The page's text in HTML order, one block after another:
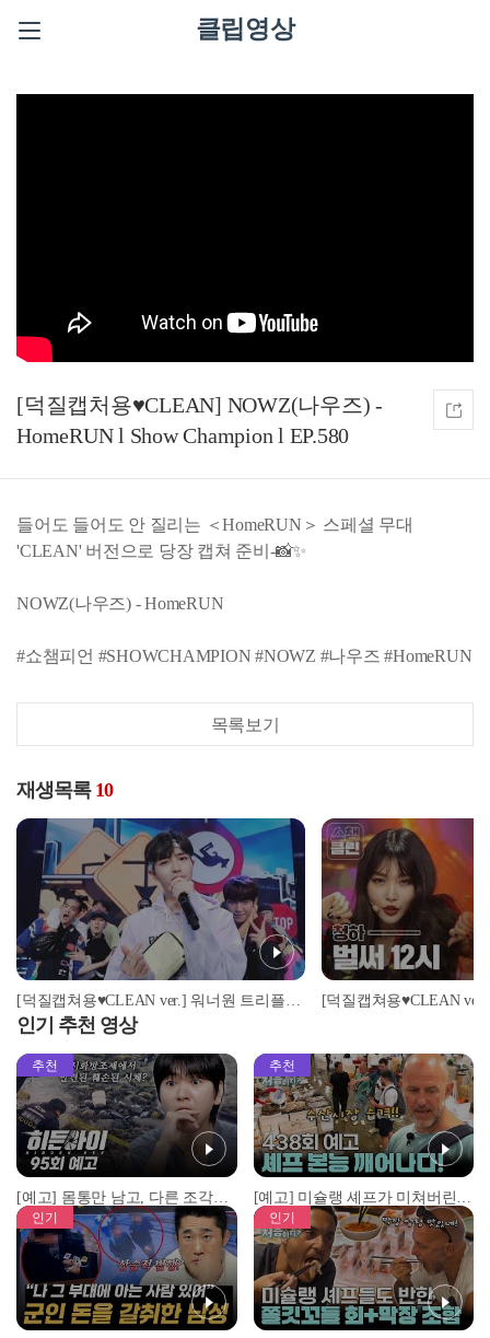
클립영상
[덕질캡처용♥CLEAN] NOWZ(나우즈) -
HomeRUN l Show Champion l EP.580
들어도 들어도 안 질리는 ＜HomeRUN＞ 스페셜 무대
'CLEAN' 버전으로 당장 캡쳐 준비-📸✨
NOWZ(나우즈) - HomeRUN
#쇼챔피언 #SHOWCHAMPION #NOWZ #나우즈 #HomeRUN
목록보기
재생목록 10
[덕질캡쳐용♥CLEAN ver.] 워너원 트리플포지션 - 캥거루 (Wanna One - Kangaroo)
인기 추천 영상
추천
[예고] 몸통만 남고, 다른 조각은 어디에..? 시화호에서 드러난 충격적인 토막 살인사건!
추천
[예고] 미슐랭 셰프가 미쳐버린 이유! 본능이 깨어난 사건은?
인기 인기